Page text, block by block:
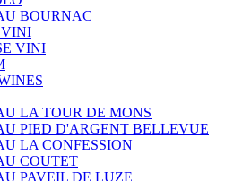
BOURNAC
VINI
LA TOUR DE MONS
PIED D'ARGENT BELLEVUE
LA CONFESSION
COUTET
PAVEIL DE LUZE